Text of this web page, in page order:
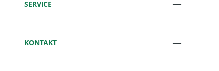
SERVICE
KONTAKT